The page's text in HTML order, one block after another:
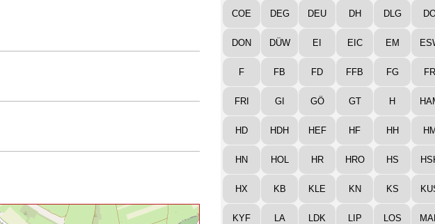
COE DEG DEU DH DLG
DON DÜW EI EIC EM
F FB FD FFB FG FR
FRI GI GÖ GT H
HD HDH HEF HF HH HM
HN HOL HR HRO HS
HX KB KLE KN KS
KYF LA LDK LIP LOS